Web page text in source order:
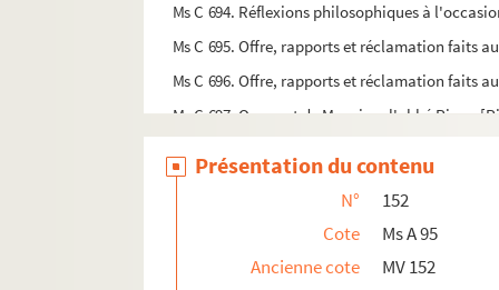
Ms C 694. Réflexions philosophiques à
Ms C 695. Offre, rapports et réclamation faits
Ms C 696. Offre, rapports et réclamation faits
Ms C 697. Onguent de Monsieur l'abbé Pipon
Ms C 700. Pour un élixir qu'on a appelé du
Présentation du contenu
N°
152
Cote
Ms A 95
Ancienne cote
MV 152